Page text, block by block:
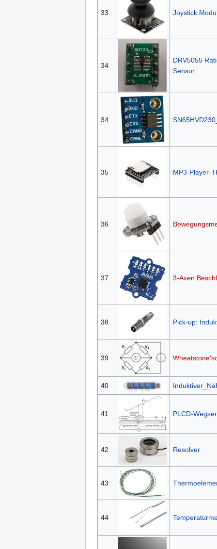
33 Joystick
34
DRV5055
Sensor
34
35 MP3-Player-
36
37 3-Axen
38 Pick-up:
39
40
41 PLCD-
42 Resolver
43
44